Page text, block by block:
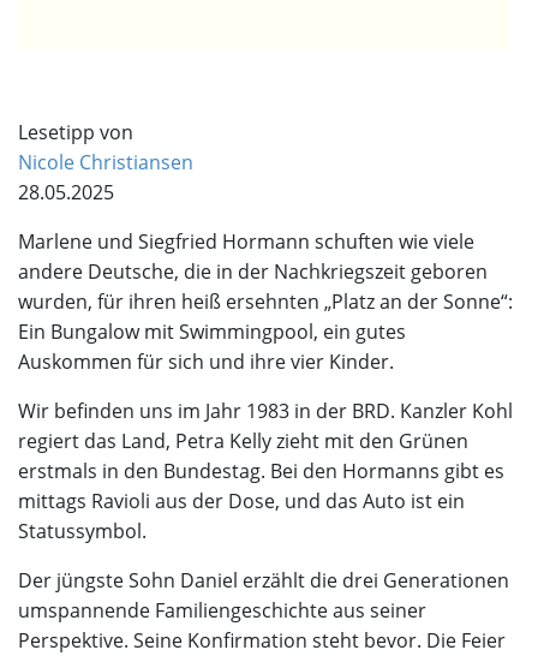
Lesetipp von
Nicole Christiansen
28.05.2025
Marlene und Siegfried Hormann schuften wie viele
andere Deutsche, die in der Nachkriegszeit geboren
wurden, für ihren heiß ersehnten „Platz an der Sonne“:
Ein Bungalow mit Swimmingpool, ein gutes
Auskommen für sich und ihre vier Kinder.
Wir befinden uns im Jahr 1983 in der BRD. Kanzler Kohl
regiert das Land, Petra Kelly zieht mit den Grünen
erstmals in den Bundestag. Bei den Hormanns gibt es
mittags Ravioli aus der Dose, und das Auto ist ein
Statussymbol.
Der jüngste Sohn Daniel erzählt die drei Generationen
umspannende Familiengeschichte aus seiner
Perspektive. Seine Konfirmation steht bevor. Die Feier